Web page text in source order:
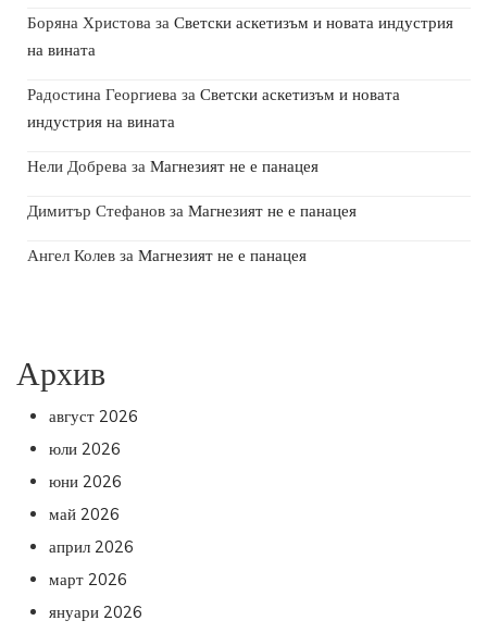
Боряна Христова за Светски аскетизъм и новата индустрия
на вината
Радостина Георгиева за Светски аскетизъм и новата
индустрия на вината
Нели Добрева за Магнезият не е панацея
Димитър Стефанов за Магнезият не е панацея
Ангел Колев за Магнезият не е панацея
Архив
август 2026
юли 2026
юни 2026
май 2026
април 2026
март 2026
януари 2026